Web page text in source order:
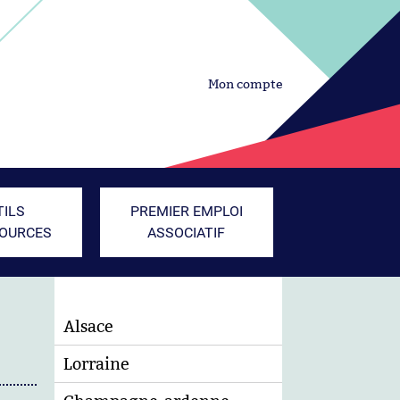
Mon compte
PREMIER EMPLOI
ASSOCIATIF
Alsace
Lorraine